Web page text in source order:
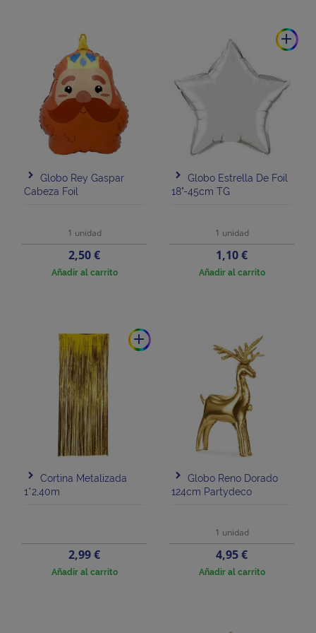
Globo Rey Gaspar
Cabeza Foil
1 unidad
Precio
2,50 €
Añadir al carrito
add
Globo Estrella De Foil
18"-45cm TG
1 unidad
Precio
1,10 €
Añadir al carrito
add
Cortina Metalizada
1*2,40m
Precio
2,99 €
Añadir al carrito
Globo Reno Dorado
124cm Partydeco
1 unidad
Precio
4,95 €
Añadir al carrito